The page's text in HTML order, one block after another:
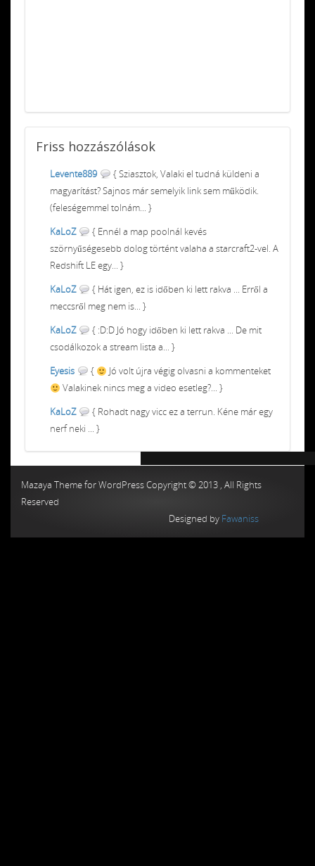
Friss hozzászólások
Levente889
{ Sziasztok, Valaki el tudná küldeni a
magyarítást? Sajnos már semelyik link sem működik.
(feleségemmel tolnám... }
KaLoZ
{ Ennél a map poolnál kevés
szörnyűségesebb dolog történt valaha a starcraft2-vel. A
Redshift LE egy... }
KaLoZ
{ Hát igen, ez is időben ki lett rakva ... Erről a
meccsről meg nem is... }
KaLoZ
{ :D:D Jó hogy időben ki lett rakva ... De mit
csodálkozok a stream lista a... }
Eyesis
{
Jó volt újra végig olvasni a kommenteket
Valakinek nincs meg a video esetleg?... }
KaLoZ
{ Rohadt nagy vicc ez a terrun. Kéne már egy
nerf neki ... }
Mazaya Theme for WordPress Copyright © 2013 , All Rights
Reserved
Designed by Fawaniss